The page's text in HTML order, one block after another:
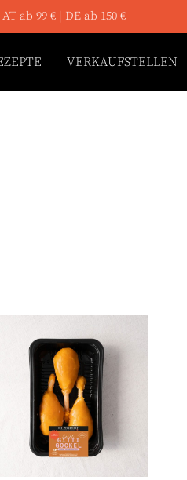
ab 99 € | DE ab 150 €
VERKAUFSTELLEN